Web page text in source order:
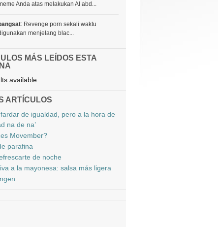
Anda atas melakukan AI abd...
: Revenge porn sekali waktu
menjelang blac...
MÁS LEÍDOS ESTA
available
ARTÍCULOS
fardar de igualdad, pero a la hora de
na de na’
Movember?
parafina
de noche
a la mayonesa: salsa más ligera